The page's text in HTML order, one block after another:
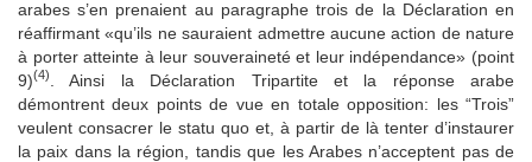
arabes s’en prenaient au paragraphe trois de la Déclaration en
réaffirmant «qu’ils ne sauraient admettre aucune action de nature
à porter atteinte à leur souveraineté et leur indépendance» (point
9)(4)
. Ainsi la Déclaration Tripartite et la réponse arabe
démontrent deux points de vue en totale opposition: les “Trois”
veulent consacrer le statu quo et, à partir de là tenter d’instaurer
la paix dans la région, tandis que les Arabes n’acceptent pas de